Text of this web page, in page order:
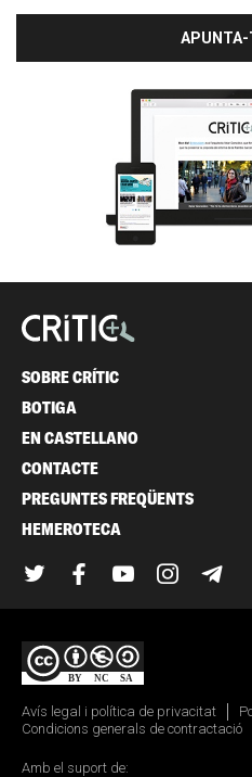
SOBRE CRÍTIC
BOTIGA
EN CASTELLANO
CONTACTE
PREGUNTES FREQÜENTS
HEMEROTECA
TwitterFacebook
YouTube
Avís legal i política de privacitat
Condicions generals de contractació
Amb el suport de: